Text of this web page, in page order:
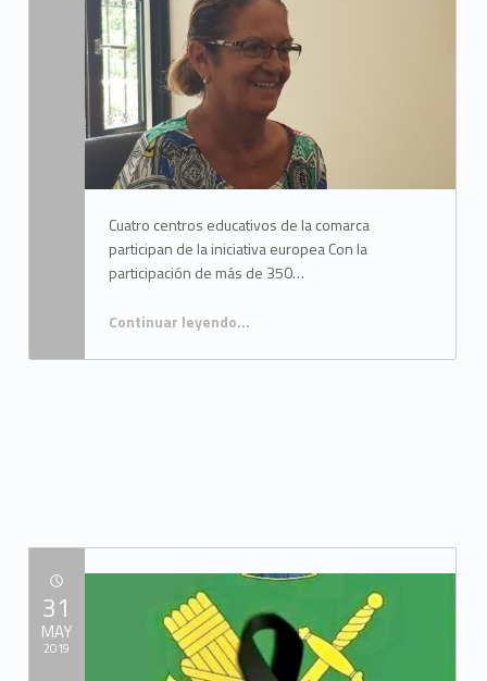
Cuatro centros educativos de la comarca
participan de la iniciativa europea Con la
participación de más de 350…
Continuar leyendo…
POSTED ON:31
MAY
2019